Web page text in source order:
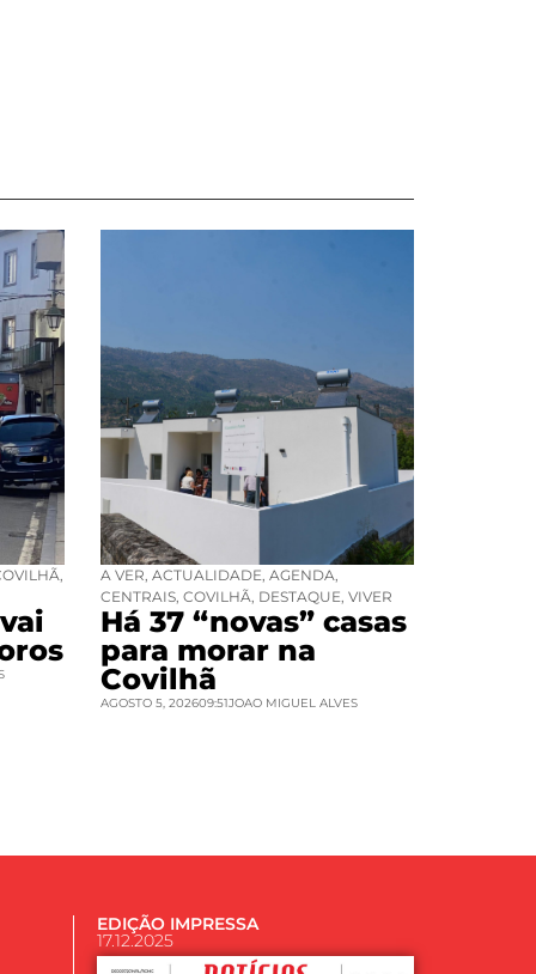
A VER ACTUALIDADE AGENDA
CENTRAIS, COVILHÃ DESTAQUE VIVER
Há 37 “novas” casas
para morar na
Covilhã
AGOSTO 5, 202609:51JOAO MIGUEL ALVES
EDIÇÃO IMPRESSA
17.12.2025